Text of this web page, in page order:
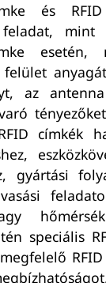
és
feladat, mint
esetén,
az
címkék
gyártási
speciális